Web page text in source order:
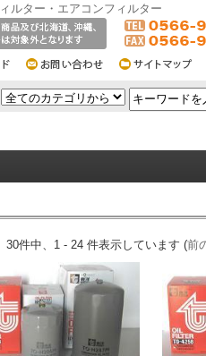
ルター・エアコンフィルター
30件中、1 - 24 件表示しています (前